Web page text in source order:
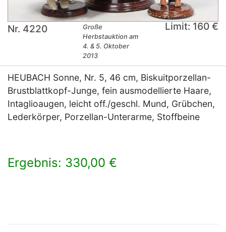
Nr. 4220
Große
Herbstauktion am
4. & 5. Oktober
2013
Limit: 160 €
HEUBACH Sonne, Nr. 5, 46 cm, Biskuitporzellan-
Brustblattkopf-Junge, fein ausmodellierte Haare,
Intaglioaugen, leicht off./geschl. Mund, Grübchen,
Lederkörper, Porzellan-Unterarme, Stoffbeine
Ergebnis: 330,00 €